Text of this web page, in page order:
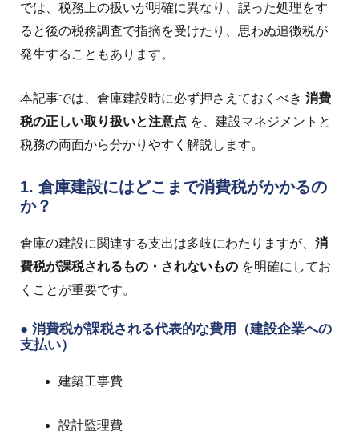
では、税務上の扱いが明確に異なり、誤った処理をす
ると後の税務調査で指摘を受けたり、思わぬ追徴税が
発生することもあります。
本記事では、倉庫建設時に必ず押さえておくべき 消費
税の正しい取り扱いと注意点 を、建設マネジメントと
税務の両面から分かりやすく解説します。
1. 倉庫建設にはどこまで消費税がかかるの
か？
倉庫の建設に関連する支出は多岐にわたりますが、 消
費税が課税されるもの・されないものを明確にしてお
くことが重要です。
● 消費税が課税される代表的な費用（建設企業への
支払い）
建築工事費
設計監理費